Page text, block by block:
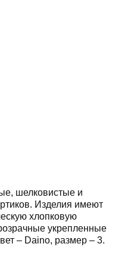
шелковистые и
Изделия имеют
хлопковую
укрепленные
– Daino, размер – 3.